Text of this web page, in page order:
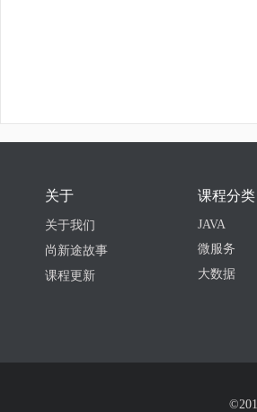
关于
关于我们
尚新途故事
课程更新
课程分类
JAVA
微服务
大数据